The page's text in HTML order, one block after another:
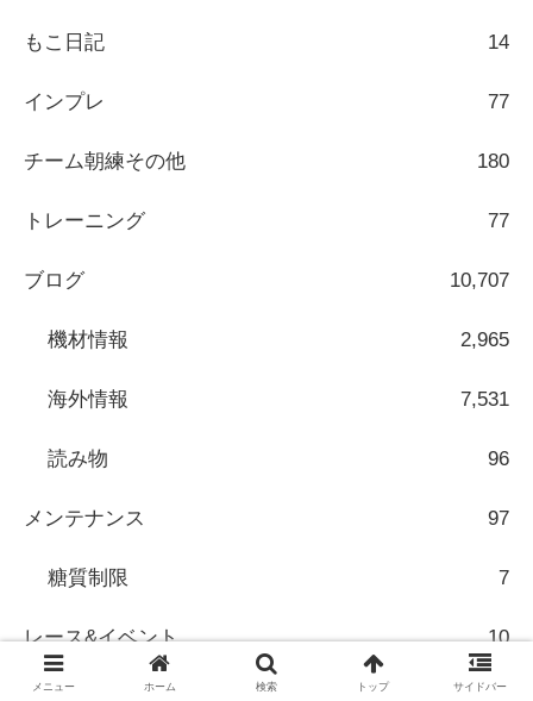
もこ日記 14
インプレ 77
チーム朝練その他 180
トレーニング 77
ブログ 10,707
機材情報 2,965
海外情報 7,531
読み物 96
メンテナンス 97
糖質制限 7
レース&イベント 10
メニュー ホーム 検索 トップ サイドバー